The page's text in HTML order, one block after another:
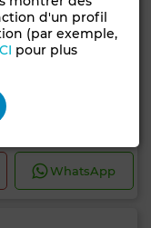
WhatsApp
d'un profil
(par exemple,
pour plus